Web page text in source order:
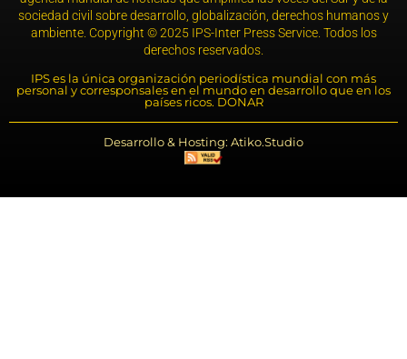
sociedad civil sobre desarrollo, globalización, derechos humanos y
ambiente. Copyright © 2025 IPS-Inter Press Service. Todos los
derechos reservados.
IPS es la única organización periodística mundial con más
personal y corresponsales en el mundo en desarrollo que en los
países ricos. DONAR
Desarrollo & Hosting: Atiko.Studio